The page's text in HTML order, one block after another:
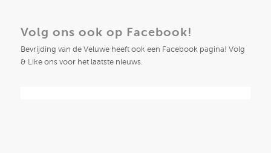
Volg ons ook op Facebook!
Bevrijding van de Veluwe heeft ook een Facebook pagina! Volg
& Like ons voor het laatste nieuws.